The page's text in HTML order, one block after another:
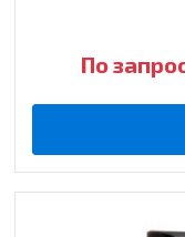
По